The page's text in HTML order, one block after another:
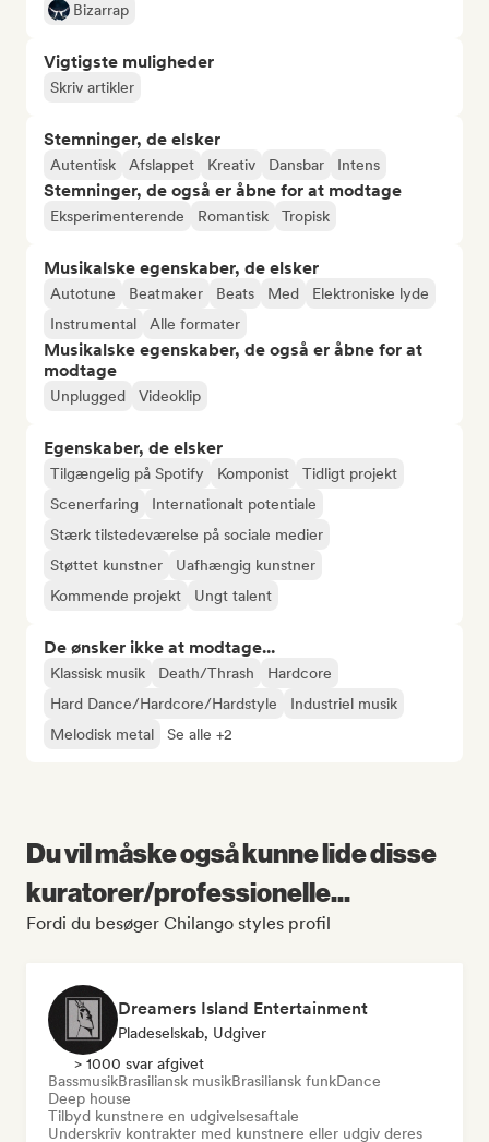
Bizarrap
Vigtigste muligheder
Skriv artikler
Stemninger, de elsker
Autentisk Afslappet Kreativ Dansbar Intens
Stemninger, de også er åbne for at modtage
Eksperimenterende Romantisk Tropisk
Musikalske egenskaber, de elsker
Autotune Beatmaker Beats Med
Elektroniske lyde
Instrumental
Alle formater
Musikalske egenskaber, de også er åbne for at
modtage
Unplugged Videoklip
Egenskaber, de elsker
Tilgængelig på Spotify Komponist
Tidligt projekt
Scenerfaring
Internationalt potentiale
Stærk tilstedeværelse på sociale medier
Støttet kunstner
Uafhængig kunstner
Kommende projekt
Ungt talent
De ønsker ikke at modtage...
Klassisk musik Death/Thrash
Hardcore
Hard Dance/Hardcore/Hardstyle
Industriel musik
Melodisk metal
Se alle +2
Du vil måske også kunne lide disse
kuratorer/professionelle...
Fordi du besøger Chilango styles profil
Dreamers Island Entertainment
Pladeselskab, Udgiver
> 1000 svar afgivet
BassmusikBrasiliansk musikBrasiliansk funkDance
Deep house
Tilbyd kunstnere en udgivelsesaftale
Underskriv kontrakter med kunstnere eller udgiv deres